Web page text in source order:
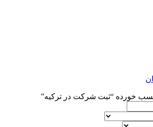
خورده “ثبت شرکت در ترکیه”